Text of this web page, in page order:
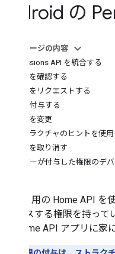
Android の
このページの内容
Permissions API を統合する
権限を確認する
権限をリクエストする
権限を付与する
権限を変更
ストラクチャのヒントを使
権限を取り消す
ユーザーが付与した権限のデ
Android 用の Home API
アクセスする権限を持っ
て、Home API アプリに家